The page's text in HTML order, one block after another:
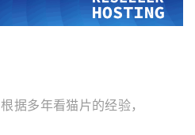
据多年看猫片的经验，